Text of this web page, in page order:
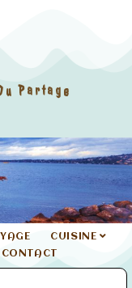
Partage
CUISINE
CONTACT